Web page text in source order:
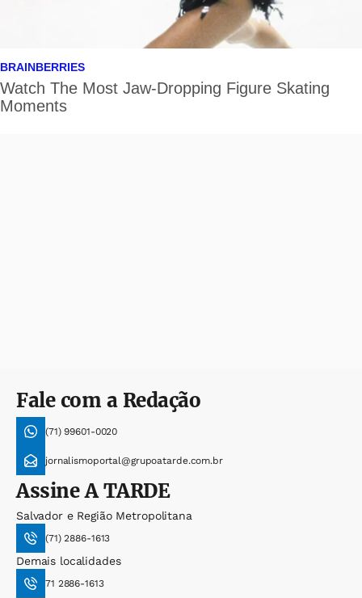
Fale com a Redação
(71) 99601-0020
jornalismoportal@grupoatarde.com.br
AssineA TARDE
Salvador e Região Metropolitana
(71) 2886-1613
Demais localidades
71 2886-1613